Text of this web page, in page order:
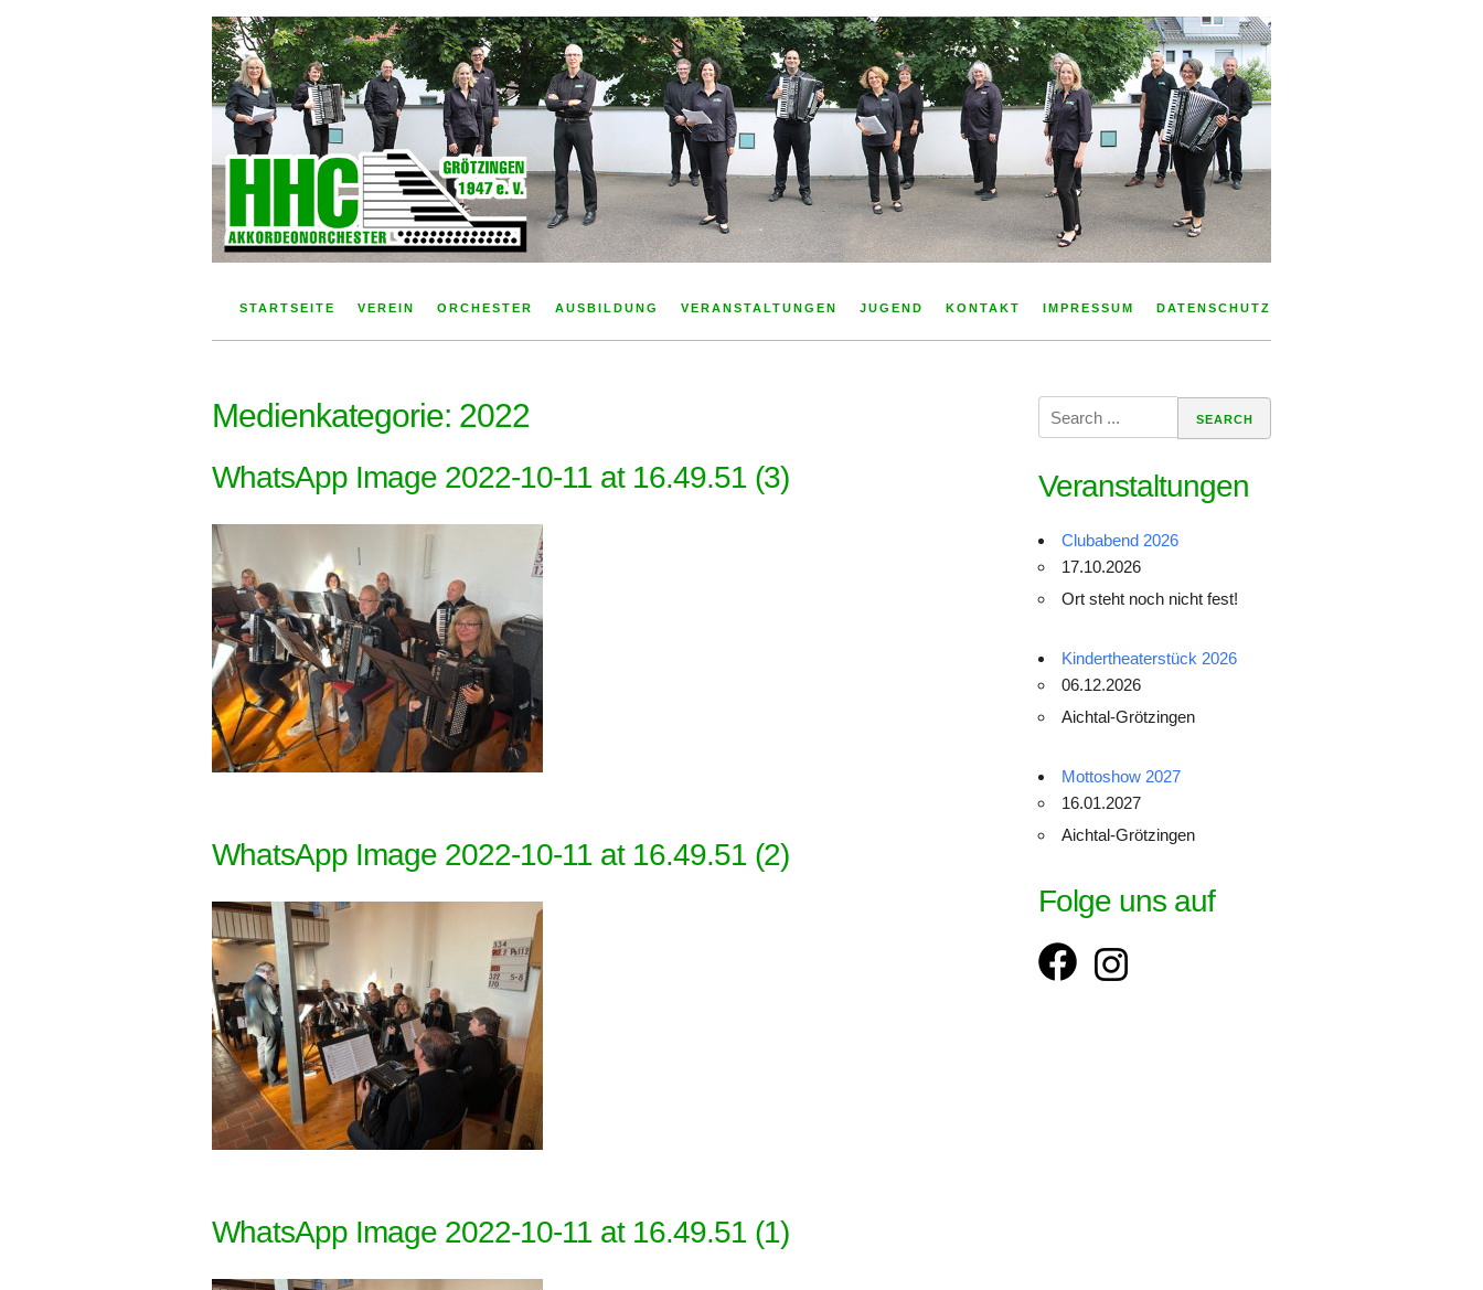
HHC Akkordeonorchester Grötzingen e. V.
STARTSEITE VEREIN ORCHESTER AUSBILDUNG VERANSTALTUNGEN JUGEND KONTAKT IMPRESSUM DATENSCHUTZ
Medienkategorie: 2022
WhatsApp Image 2022-10-11 at 16.49.51 (3)
WhatsApp Image 2022-10-11 at 16.49.51 (2)
WhatsApp Image 2022-10-11 at 16.49.51 (1)
Search
for:
Veranstaltungen
Clubabend 2026
17.10.2026
Ort steht noch nicht fest!
Kindertheaterstück 2026
06.12.2026
Aichtal-Grötzingen
Mottoshow 2027
16.01.2027
Aichtal-Grötzingen
Folge uns auf